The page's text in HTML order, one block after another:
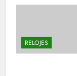
RELOJES